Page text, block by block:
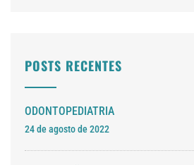
POSTS RECENTES
ODONTOPEDIATRIA
24 de agosto de 2022